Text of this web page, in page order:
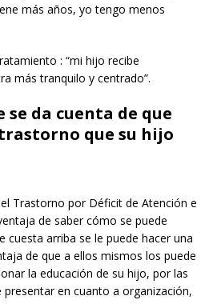
más años, yo tengo menos
: “mi hijo recibe
más tranquilo y centrado”.
se da cuenta de que
que su hijo
Trastorno por Déficit de Atención e
de saber cómo se puede
cuesta arriba se le puede hacer una
de que a ellos mismos los puede
la educación de su hijo, por las
en cuanto a organización,